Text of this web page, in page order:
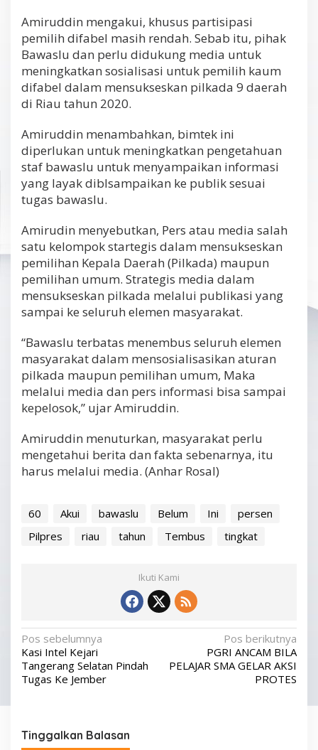
Amiruddin mengakui, khusus partisipasi
pemilih difabel masih rendah. Sebab itu, pihak
Bawaslu dan perlu didukung media untuk
meningkatkan sosialisasi untuk pemilih kaum
difabel dalam mensukseskan pilkada 9 daerah
di Riau tahun 2020.
Amiruddin menambahkan, bimtek ini
diperlukan untuk meningkatkan pengetahuan
staf bawaslu untuk menyampaikan informasi
yang layak diblsampaikan ke publik sesuai
tugas bawaslu.
Amirudin menyebutkan, Pers atau media salah
satu kelompok startegis dalam mensukseskan
pemilihan Kepala Daerah (Pilkada) maupun
pemilihan umum. Strategis media dalam
mensukseskan pilkada melalui publikasi yang
sampai ke seluruh elemen masyarakat.
“Bawaslu terbatas menembus seluruh elemen
masyarakat dalam mensosialisasikan aturan
pilkada maupun pemilihan umum, Maka
melalui media dan pers informasi bisa sampai
kepelosok,” ujar Amiruddin.
Amiruddin menuturkan, masyarakat perlu
mengetahui berita dan fakta sebenarnya, itu
harus melalui media. (Anhar Rosal)
60 Akui bawaslu Belum Ini
persen
Pilpres
riau tahun Tembus tingkat
Ikuti Kami
N
a
v
a
Pos sebelumnya
Kasi Intel Kejari
Tangerang Selatan Pindah
Tugas Ke Jember
Pos berikutnya
PGRI ANCAM BILA
PELAJAR SMA GELAR AKSI
PROTES
Tinggalkan Balasan